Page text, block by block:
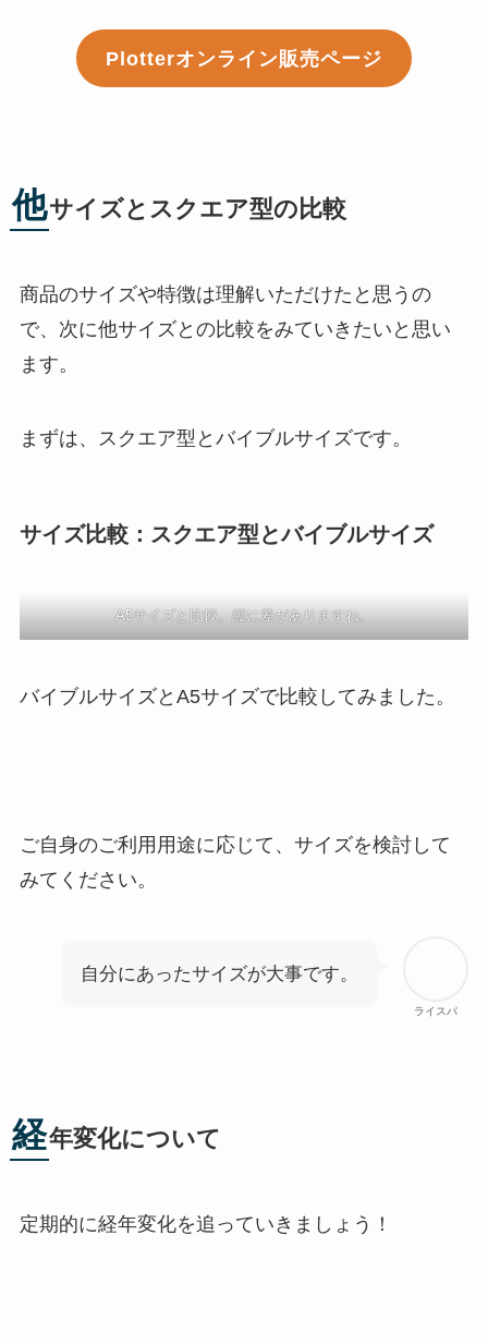
Plotterオンライン販売ページ
他サイズとスクエア型の比較
商品のサイズや特徴は理解いただけたと思うの
で、次に他サイズとの比較をみていきたいと思い
ます。
まずは、スクエア型とバイブルサイズです。
サイズ比較：スクエア型とバイブルサイズ
A5サイズと比較。縦に差がありますね。
バイブルサイズとA5サイズで比較してみました。
ご自身のご利用用途に応じて、サイズを検討して
みてください。
ライスパ
自分にあったサイズが大事です。
経年変化について
定期的に経年変化を追っていきましょう！